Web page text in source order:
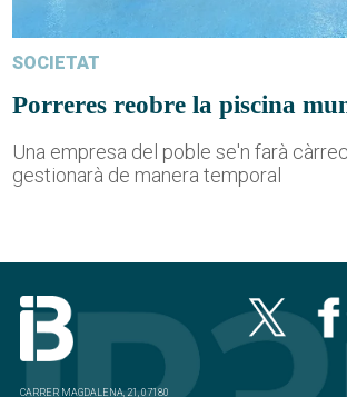
SOCIETAT
Porreres reobre la piscina
Una empresa del poble se'n farà
gestionarà de manera temporal
CARRER MAGDALENA, 21, 07180